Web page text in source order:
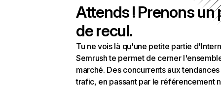
Attends ! Prenons un
de recul.
Tu ne vois là qu'une petite partie
Semrush te permet de cerner
marché. Des concurrents aux
trafic, en passant par le référencement